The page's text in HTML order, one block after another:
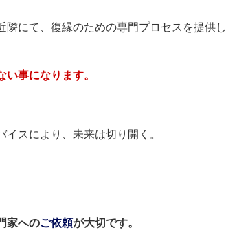
隣にて、復縁のための専門プロセスを提供し
事になります。
スにより、未来は切り開く。
家へのご依頼が大切です。